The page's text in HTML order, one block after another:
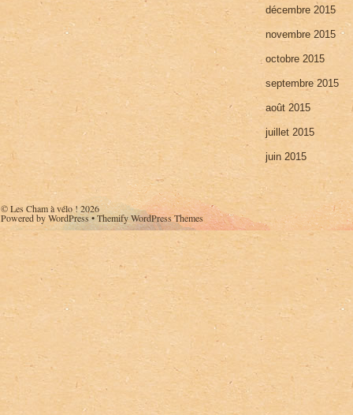
décembre 2015
novembre 2015
octobre 2015
septembre 2015
août 2015
juillet 2015
juin 2015
©Les Cham à vélo !2026
Powered byWordPress•Themify WordPress Themes